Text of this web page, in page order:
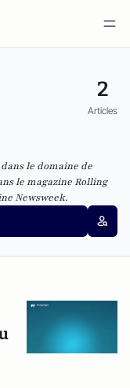
2
Articles
le domaine de
le magazineRolling
Newsweek.